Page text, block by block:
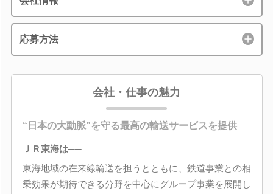
応募方法
会社・仕事の魅力
“日本の大動脈”を守る最高の輸送サービスを提供
ＪＲ東海は──
東海地域の在来線輸送を担うとともに、鉄道事業との相
乗効果が期待できる分野を中心にグループ事業を展開し